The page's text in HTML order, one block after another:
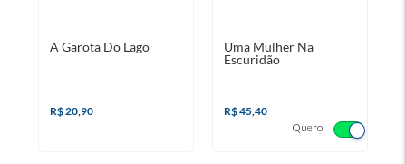
A Garota Do Lago
R$ 20,90
Quero
Uma Mulher Na
Escuridão
R$ 45,40